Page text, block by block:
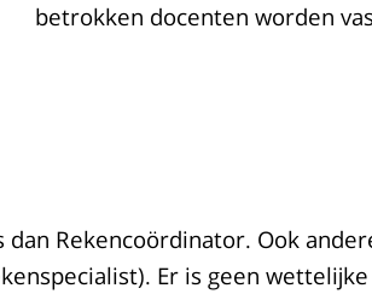
betrokken docenten worden
Rekencoördinator. Ook
Er is geen